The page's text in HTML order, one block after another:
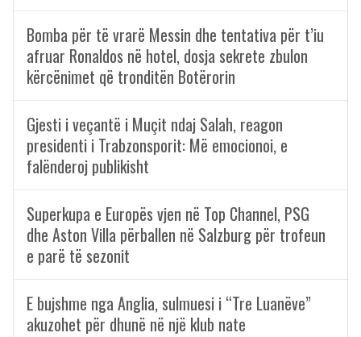
Bomba për të vrarë Messin dhe tentativa për t’iu
afruar Ronaldos në hotel, dosja sekrete zbulon
kërcënimet që tronditën Botërorin
Gjesti i veçantë i Muçit ndaj Salah, reagon
presidenti i Trabzonsporit: Më emocionoi, e
falënderoj publikisht
Superkupa e Europës vjen në Top Channel, PSG
dhe Aston Villa përballen në Salzburg për trofeun
e parë të sezonit
E bujshme nga Anglia, sulmuesi i “Tre Luanëve”
akuzohet për dhunë në një klub nate